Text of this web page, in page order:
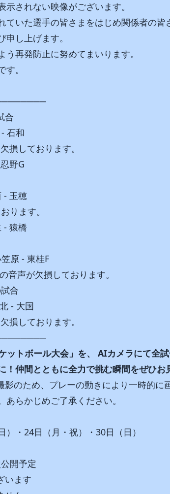
されない映像がございます。
ていた選手の皆さまをはじめ関係者の皆
し上げます。
再発防止に努めてまいります。
。
合
石和
損しております。
野G
- 玉穂
ります。
- 猿橋
原 - 東桂F
声が欠損しております。
合
- 大国
損しております。
ットボール大会」を、 AIカメラにて全試
仲間とともに全力で挑む瞬間をぜひお
のため、プレーの動きにより一時的に
らかじめご了承ください。
・24日（月・祝）・30日（日）
開予定
います